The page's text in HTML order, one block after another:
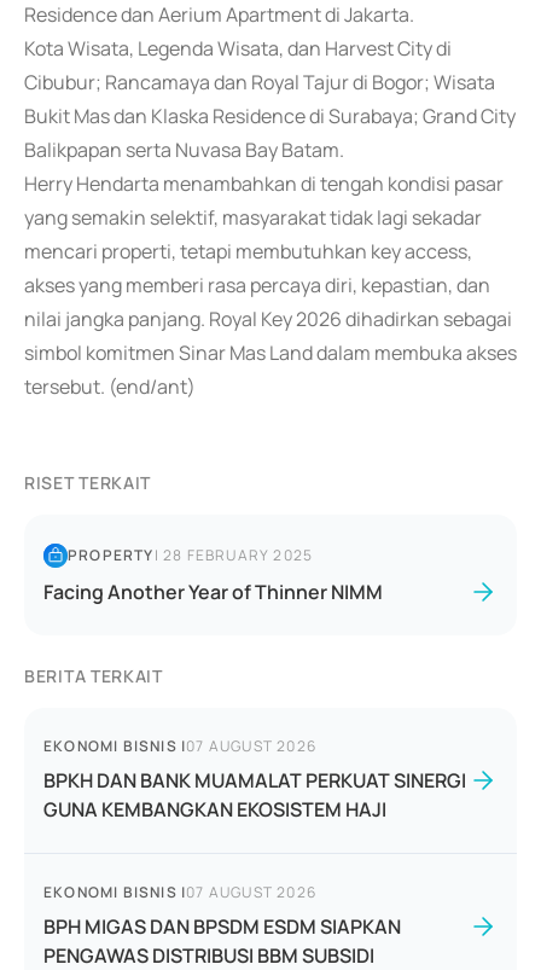
Residence dan Aerium Apartment di Jakarta.
Kota Wisata, Legenda Wisata, dan Harvest City di
Cibubur; Rancamaya dan Royal Tajur di Bogor; Wisata
Bukit Mas dan Klaska Residence di Surabaya; Grand City
Balikpapan serta Nuvasa Bay Batam.
Herry Hendarta menambahkan di tengah kondisi pasar
yang semakin selektif, masyarakat tidak lagi sekadar
mencari properti, tetapi membutuhkan key access,
akses yang memberi rasa percaya diri, kepastian, dan
nilai jangka panjang. Royal Key 2026 dihadirkan sebagai
simbol komitmen Sinar Mas Land dalam membuka akses
tersebut. (end/ant)
RISET TERKAIT
PROPERTY|28 FEBRUARY 2025
Facing Another Year of Thinner NIMM
BERITA TERKAIT
EKONOMI BISNIS |07 AUGUST 2026
BPKH DAN BANK MUAMALAT PERKUAT SINERGI
GUNA KEMBANGKAN EKOSISTEM HAJI
EKONOMI BISNIS |07 AUGUST 2026
BPH MIGAS DAN BPSDM ESDM SIAPKAN
PENGAWAS DISTRIBUSI BBM SUBSIDI